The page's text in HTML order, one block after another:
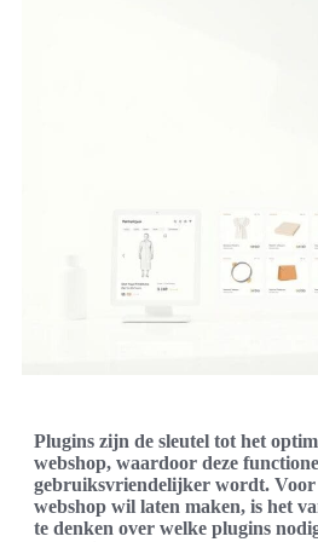
Plugins zijn de sleutel tot het
webshop, waardoor deze
gebruiksvriendelijker wordt. Voor
webshop wil laten maken, is het
te denken over welke plugins